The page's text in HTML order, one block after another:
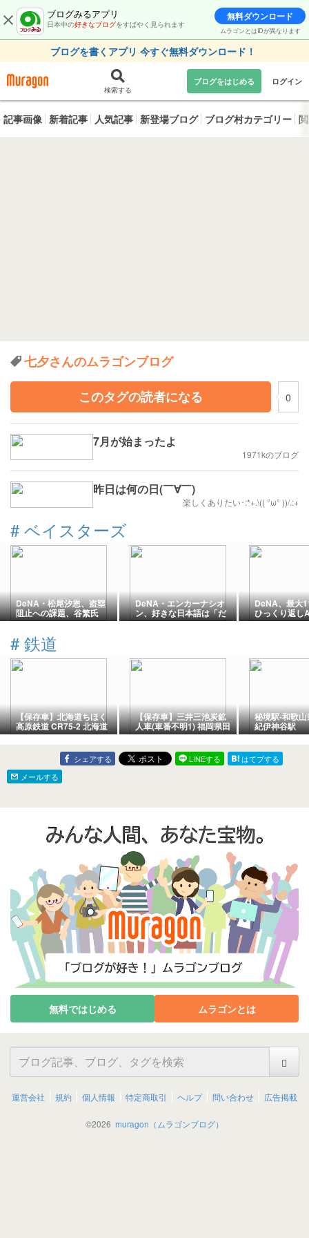
ブログみるアプリ
日本中の好きなブログをすばやく見られます
無料ダウンロード
ムラゴンとはIDが異なります
ブログを書くアプリ 今すぐ無料ダウンロード！
検索する
ブログをはじめる ログイン
記事画像 新着記事 人気記事 新登場ブログ ブログ村カテゴリー
七夕さんのムラゴンブログ
このタグの読者になる
0
7月が始まったよ
1971kのブログ
昨日は何の日(￣∀￣)
楽しくありたい･:*+.\(( °ω° ))/.:+
# ベイスターズ
DeNA・松尾汐恩、盗塁
阻止への課題、谷繁氏
「少しコントロールが良
ションが大きい」高木豊
氏「クセでスタートを切
られている」
DeNA・エンカーナシオ
ン、好きな日本語は「だ
まれ・くさい・歯磨き・
DeNA、最大
ひっくり返し
上！相川監督
# 鉄道
【保存車】北海道ちほく
高原鉄道 CR75-2 北海道
陸別町
【保存車】三井三池炭鉱
人車(車番不明1) 福岡県田
川市
秘境駅-和歌
紀伊神谷駅
シェアする LINEする
はてブする
メールする
無料ではじめる ムラゴンとは
運営会社 規約 個人情報 特定商取引 ヘルプ 問い合わせ 広告掲載
©2026 muragon（ムラゴンブログ）